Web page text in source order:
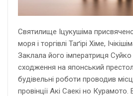
Святилище Іцукушіма
моря і торгівлі Таґірі Хіме,
Заклала його імператриця Суйко
сходження на японський
будівельні роботи проводив
провінції Акі Саекі но